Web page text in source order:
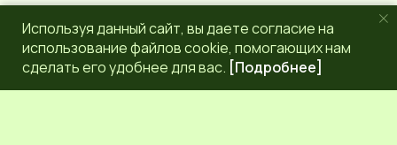
Используя данный сайт, вы даете согласие на
использование файлов cookie, помогающих нам
сделать его удобнее для вас. [Подробнее]